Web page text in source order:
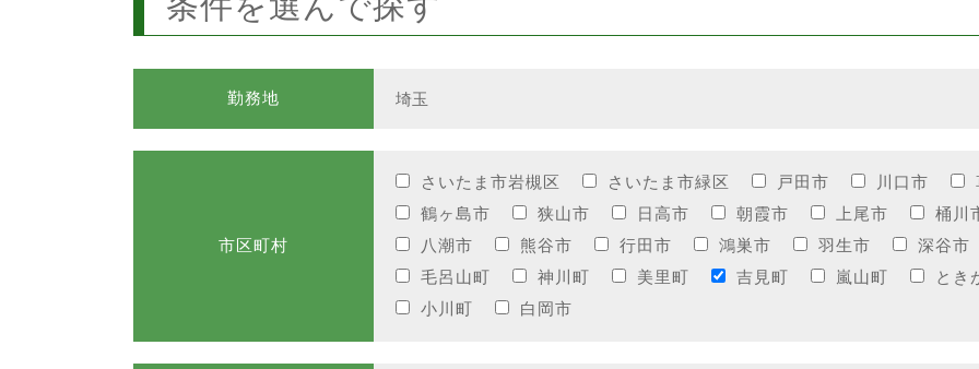
勤務地
市区町村
さいたま市岩槻区 さいたま市緑区 戸田市 川口市
鶴ヶ島市
狭山市 日高市 朝霞市 上尾市
桶川
八潮市
熊谷市 行田市 鴻巣市 羽生市
深谷市
毛呂山町
神川町 美里町 吉見町 嵐山町
とき
小川町
白岡市